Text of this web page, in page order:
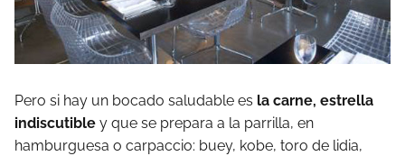
Pero si hay un bocado saludable es la carne, estrella
indiscutible y que se prepara a la parrilla, en
hamburguesa o carpaccio: buey, kobe, toro de lidia,